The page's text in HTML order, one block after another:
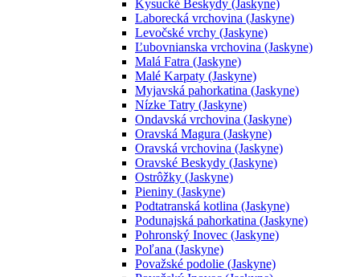
Kysucké Beskydy (Jaskyne)
Laborecká vrchovina (Jaskyne)
Levočské vrchy (Jaskyne)
Ľubovnianska vrchovina (Jaskyne)
Malá Fatra (Jaskyne)
Malé Karpaty (Jaskyne)
Myjavská pahorkatina (Jaskyne)
Nízke Tatry (Jaskyne)
Ondavská vrchovina (Jaskyne)
Oravská Magura (Jaskyne)
Oravská vrchovina (Jaskyne)
Oravské Beskydy (Jaskyne)
Ostrôžky (Jaskyne)
Pieniny (Jaskyne)
Podtatranská kotlina (Jaskyne)
Podunajská pahorkatina (Jaskyne)
Pohronský Inovec (Jaskyne)
Poľana (Jaskyne)
Považské podolie (Jaskyne)